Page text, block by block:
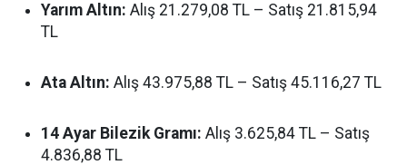
Yarım Altın: Alış 21.279,08 TL – Satış 21.815,94
TL
Ata Altın: Alış 43.975,88 TL – Satış 45.116,27 TL
14 Ayar Bilezik Gramı: Alış 3.625,84 TL – Satış
4.836,88 TL